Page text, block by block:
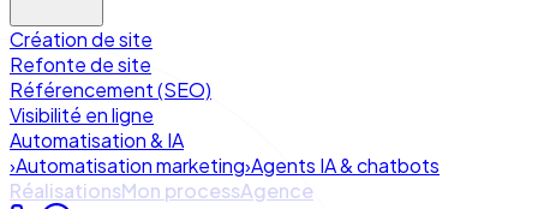
Création de site
Refonte de site
Référencement (SEO)
Visibilité en ligne
Automatisation & IA
›Automatisation marketing›Agents IA & chatbots
RéalisationsMon processAgence